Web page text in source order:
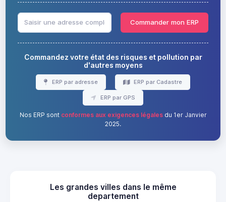
Commander mon ERP
Commandez votre état des risques et pollution par
d'autres moyens
ERP par adresse ERP par Cadastre
ERP par GPS
Nos ERP sont conformes aux exigences légalesdu 1er Janvier
2025.
Les grandes villes dans le même
departement